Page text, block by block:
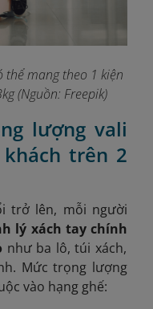
mang theo 1 kiện
(Nguồn: Freepik)
lượng vali
trên 2
trở lên, mỗi người
lý xách tay chính
như ba lô, túi xách,
Mức trọng lượng
vào hạng ghế: